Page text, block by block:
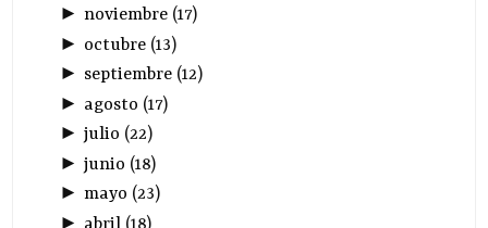
► noviembre(17)
► octubre(13)
► septiembre(12)
► agosto (17)
► julio (22)
► junio (18)
► mayo (23)
►